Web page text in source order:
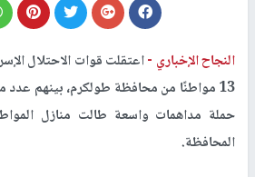
النجاح الإخباري -اعتقلت قوات الاحتلال
13 مواطنًا من محافظة طولكرم، بينهم
حملة مداهمات واسعة طالت منازل
المحافظة.